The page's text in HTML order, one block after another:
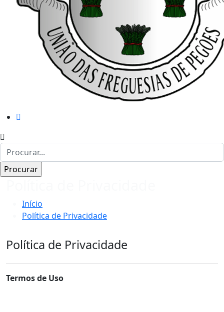
Início
Política de Privacidade
Política de Privacidade
Termos de Uso